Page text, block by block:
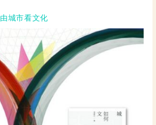
由城市看文化